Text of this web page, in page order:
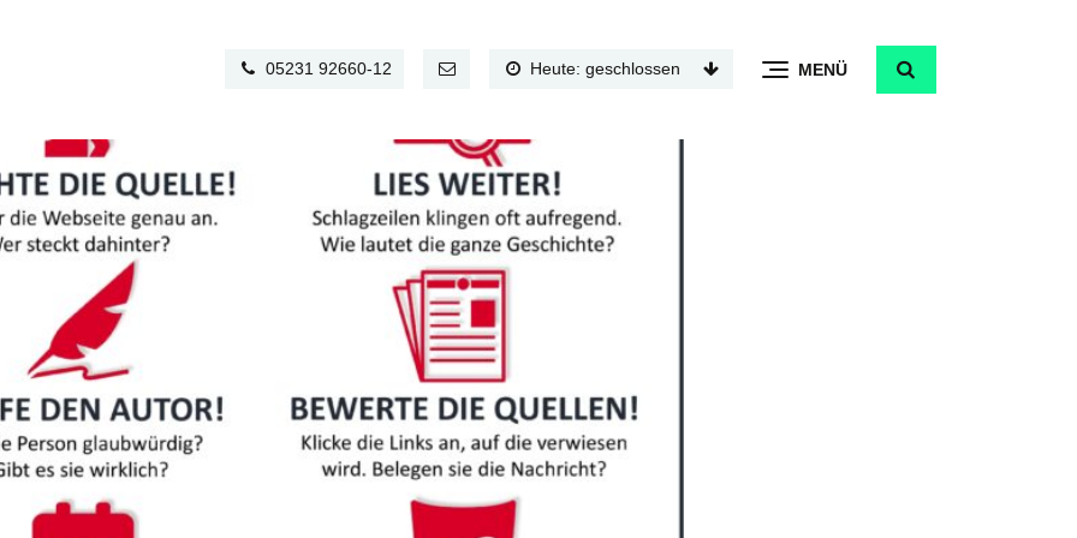
05231 92660-12 Heute: geschlossen MENÜ